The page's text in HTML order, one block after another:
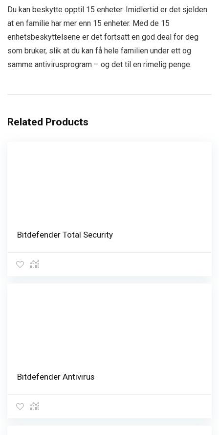
Du kan beskytte opptil 15 enheter. Imidlertid er det sjelden
at en familie har mer enn 15 enheter. Med de 15
enhetsbeskyttelsene er det fortsatt en god deal for deg
som bruker, slik at du kan få hele familien under ett og
samme antivirusprogram – og det til en rimelig penge.
Related Products
Bitdefender Total Security
Bitdefender Antivirus